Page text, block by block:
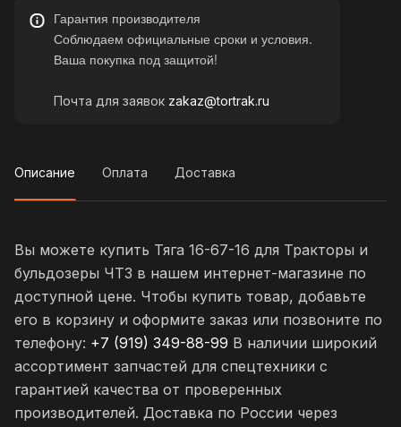
Гарантия производителя
Соблюдаем официальные сроки и условия.
Ваша покупка под защитой!
Почта для заявок zakaz@tortrak.ru
Описание Оплата Доставка
Вы можете купить Тяга 16-67-16 для Тракторы и
бульдозеры ЧТЗ в нашем интернет-магазине по
доступной цене. Чтобы купить товар, добавьте
его в корзину и оформите заказ или позвоните по
телефону: +7 (919) 349-88-99 В наличии широкий
ассортимент запчастей для спецтехники с
гарантией качества от проверенных
производителей. Доставка по России через